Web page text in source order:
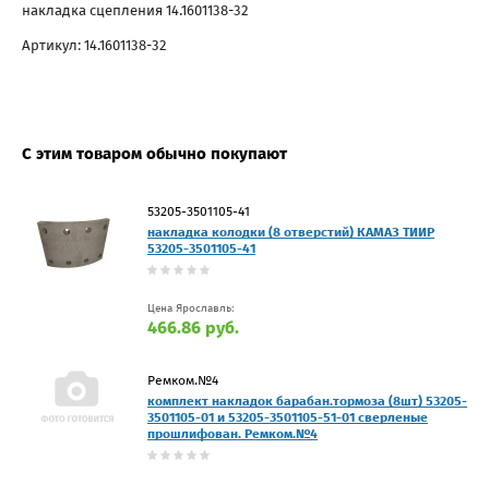
накладка сцепления 14.1601138-32
Артикул: 14.1601138-32
С этим товаром обычно покупают
53205-3501105-41
накладка колодки (8 отверстий) КАМАЗ ТИИР
53205-3501105-41
Цена Ярославль:
466.86 руб.
Ремком.№4
комплект накладок барабан.тормоза (8шт) 53205-
3501105-01 и 53205-3501105-51-01 сверленые
прошлифован. Ремком.№4